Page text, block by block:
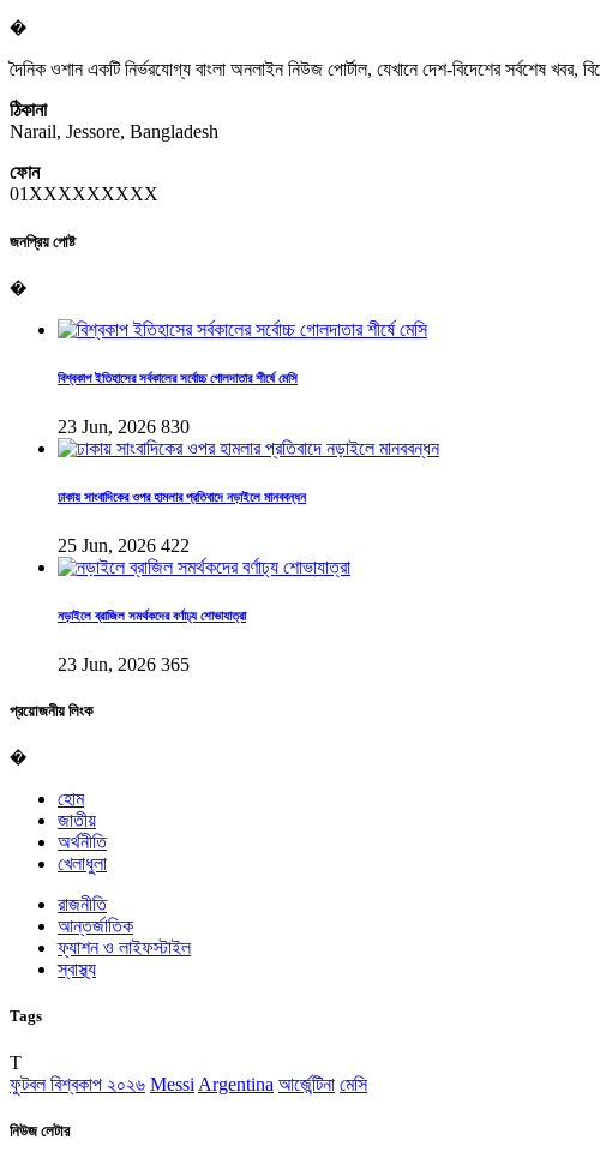
�
দৈনিক ওশান একটি নির্ভরযোগ্য বাংলা অনলাইন নিউজ পোর্টাল, যেখানে দেশ-বিদেশের সর্বশেষ
ঠিকানা
Narail, Jessore, Bangladesh
ফোন
01XXXXXXXXX
জনপ্রিয় পোষ্ট
�
বিশ্বকাপ ইতিহাসের সর্বকালের সর্বোচ্চ গোলদাতার শীর্ষে মেসি
23 Jun, 2026 830
ঢাকায় সাংবাদিকের ওপর হামলার প্রতিবাদে নড়াইলে মানববন্ধন
25 Jun, 2026 422
নড়াইলে ব্রাজিল সমর্থকদের বর্ণাঢ্য শোভাযাত্রা
23 Jun, 2026 365
প্রয়োজনীয় লিংক
�
হোম
জাতীয়
অর্থনীতি
খেলাধুলা
রাজনীতি
আন্তর্জাতিক
ফ্যাশন ও লাইফস্টাইল
স্বাস্থ্য
Tags
T
ফুটবল বিশ্বকাপ ২০২৬ Messi Argentina আর্জেন্টিনা মেসি
নিউজ লেটার